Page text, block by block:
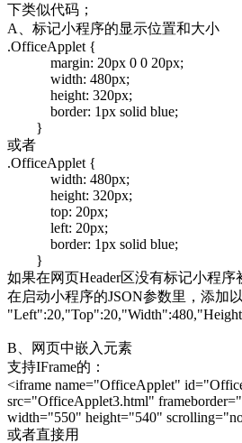
下类似代码；
A、标记小程序的显示位置和大小
.OfficeApplet {
margin: 20px 0 0 20px;
width: 480px;
height: 320px;
border: 1px solid blue;
}
或者
.OfficeApplet {
width: 480px;
height: 320px;
top: 20px;
left: 20px;
border: 1px solid blue;
}
如果在网页Header区没有标记小程
在启动小程序的JSON参数里，添加
B、网页中嵌入元素
支持IFrame的：
<iframe name="OfficeApplet"
src="OfficeApplet3.html"
width="550" height="540"
或者直接用